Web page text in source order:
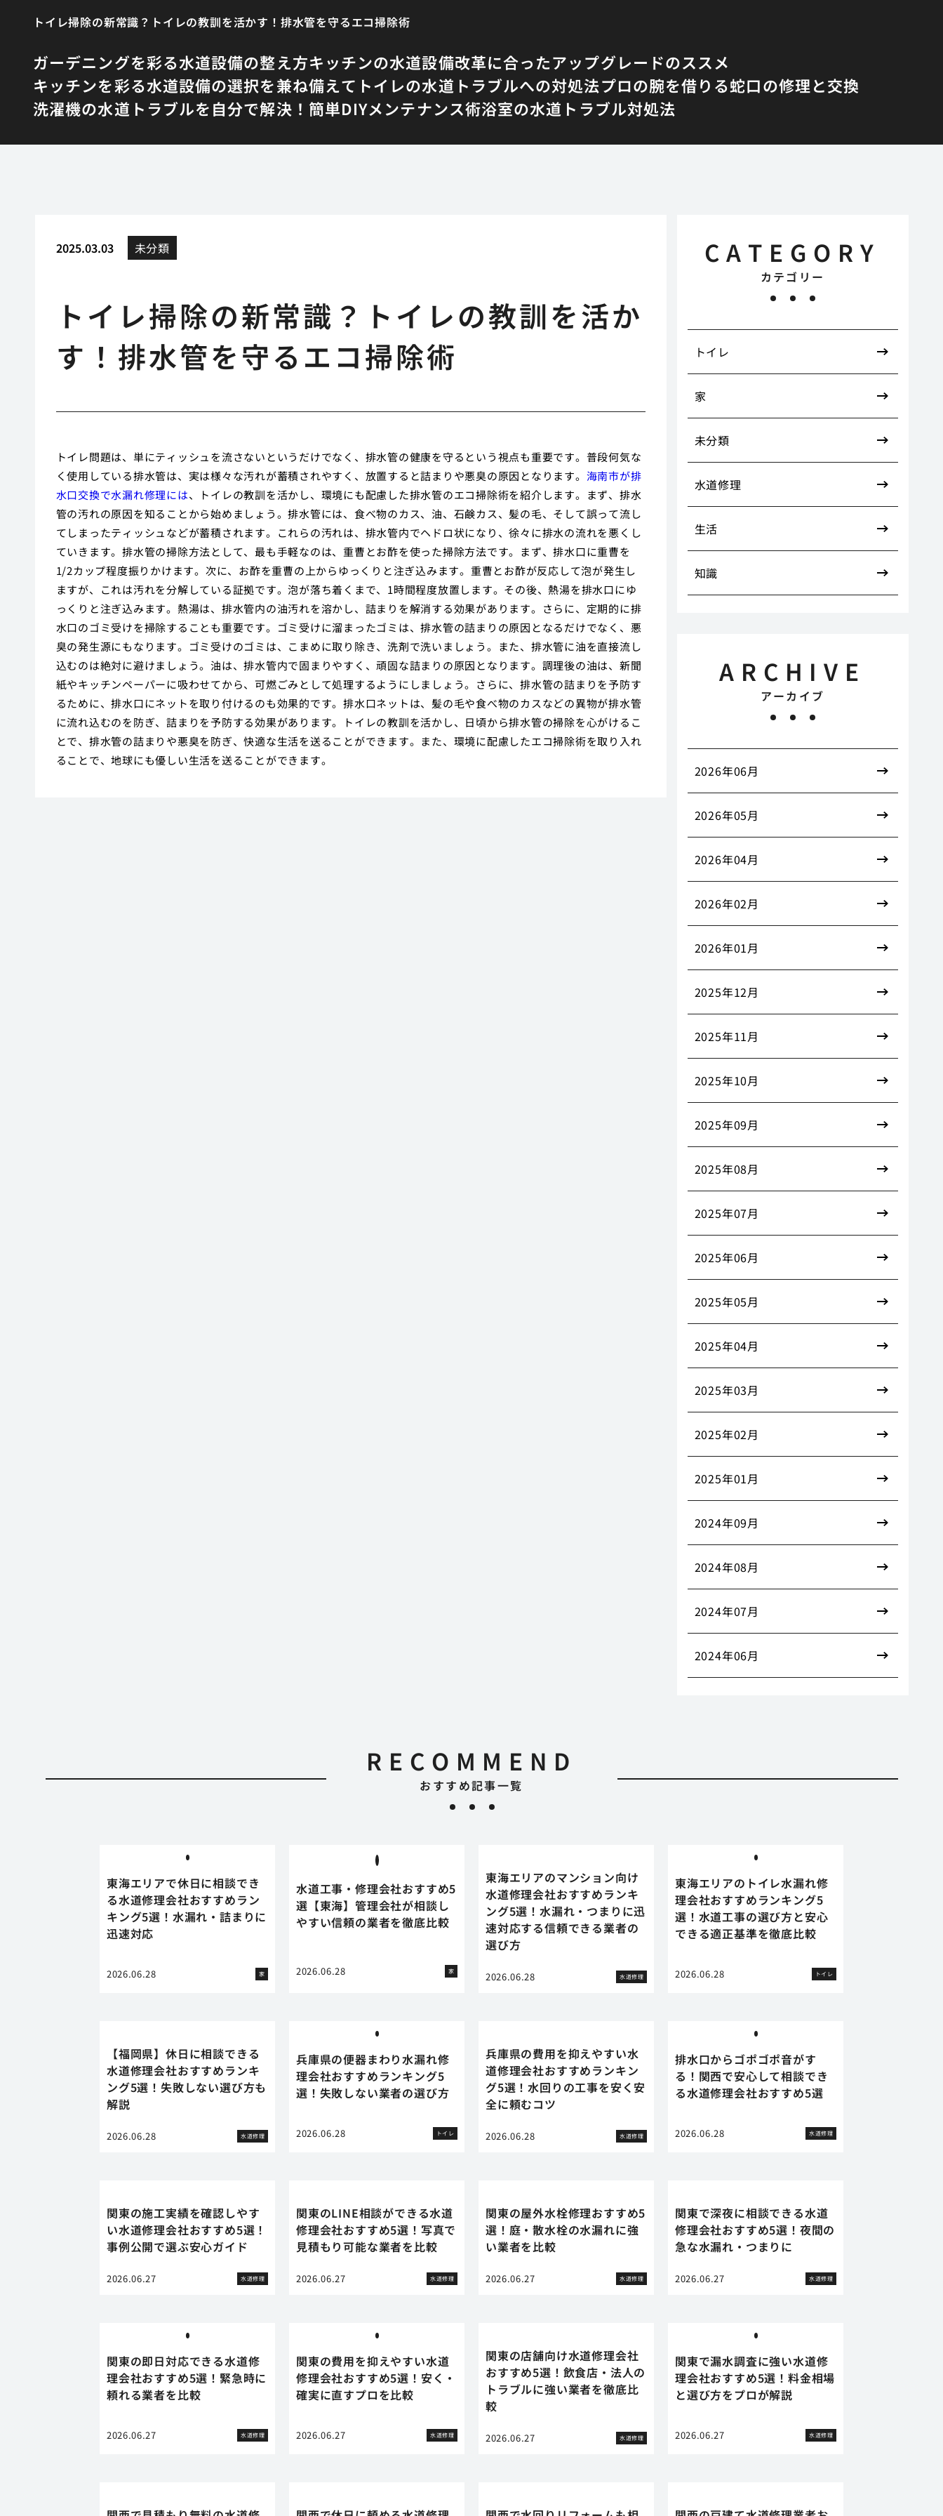
トイレ掃除の新常識？トイレの教訓を活かす！排水管を守るエコ掃除術
ガーデニングを彩る水道設備の整え方キッチンの水道設備改革に合ったアップグレードのススメ
キッチンを彩る水道設備の選択を兼ね備えて トイレの水道トラブルへの対処法プロの腕を借りる蛇口の修理と交換
洗濯機の水道トラブルを自分で解決！簡単DIYメンテナンス術浴室の水道トラブル対処法
2025.03.03 未分類
トイレ掃除の新常識？トイレの教訓を活か
す！排水管を守るエコ掃除術
トイレ問題は、単にティッシュを流さないというだけでなく、排水管の健康を守るという視点も重要です。普段何気な
く使用している排水管は、実は様々な汚れが蓄積されやすく、放置すると詰まりや悪臭の原因となります。 海南市が排
水口交換で水漏れ修理には、トイレの教訓を活かし、環境にも配慮した排水管のエコ掃除術を紹介します。まず、排水
管の汚れの原因を知ることから始めましょう。排水管には、食べ物のカス、油、石鹸カス、髪の毛、そして誤って流し
てしまったティッシュなどが蓄積されます。これらの汚れは、排水管内でヘドロ状になり、徐々に排水の流れを悪くし
ていきます。排水管の掃除方法として、最も手軽なのは、重曹とお酢を使った掃除方法です。まず、排水口に重曹を
1/2カップ程度振りかけます。次に、お酢を重曹の上からゆっくりと注ぎ込みます。重曹とお酢が反応して泡が発生し
ますが、これは汚れを分解している証拠です。泡が落ち着くまで、1時間程度放置します。その後、熱湯を排水口にゆ
っくりと注ぎ込みます。熱湯は、排水管内の油汚れを溶かし、詰まりを解消する効果があります。さらに、定期的に排
水口のゴミ受けを掃除することも重要です。ゴミ受けに溜まったゴミは、排水管の詰まりの原因となるだけでなく、悪
臭の発生源にもなります。ゴミ受けのゴミは、こまめに取り除き、洗剤で洗いましょう。また、排水管に油を直接流し
込むのは絶対に避けましょう。油は、排水管内で固まりやすく、頑固な詰まりの原因となります。調理後の油は、新聞
紙やキッチンペーパーに吸わせてから、可燃ごみとして処理するようにしましょう。さらに、排水管の詰まりを予防す
るために、排水口にネットを取り付けるのも効果的です。排水口ネットは、髪の毛や食べ物のカスなどの異物が排水管
に流れ込むのを防ぎ、詰まりを予防する効果があります。トイレの教訓を活かし、日頃から排水管の掃除を心がけるこ
とで、排水管の詰まりや悪臭を防ぎ、快適な生活を送ることができます。また、環境に配慮したエコ掃除術を取り入れ
ることで、地球にも優しい生活を送ることができます。
RECOMMEND
おすすめ記事一覧
東海エリアで休日に相談でき
る水道修理会社おすすめラン
キング5選！水漏れ・詰まりに
迅速対応
2026.06.28 家
水道工事・修理会社おすすめ5
選【東海】管理会社が相談し
やすい信頼の業者を徹底比較
2026.06.28 家
東海エリアのマンション向け
水道修理会社おすすめランキ
ング5選！水漏れ・つまりに迅
速対応する信頼できる業者の
選び方
2026.06.28 水道修理
東海エリアのトイレ水漏れ修
理会社おすすめランキング5
選！水道工事の選び方と安心
できる適正基準を徹底比較
2026.06.28 トイレ
【福岡県】休日に相談できる
水道修理会社おすすめランキ
ング5選！失敗しない選び方も
解説
2026.06.28 水道修理
兵庫県の便器まわり水漏れ修
理会社おすすめランキング5
選！失敗しない業者の選び方
2026.06.28 トイレ
兵庫県の費用を抑えやすい水
道修理会社おすすめランキン
グ5選！水回りの工事を安く安
全に頼むコツ
2026.06.28 水道修理
排水口からゴポゴポ音がす
る！関西で安心して相談でき
る水道修理会社おすすめ5選
2026.06.28 水道修理
関東の施工実績を確認しやす
い水道修理会社おすすめ5選！
事例公開で選ぶ安心ガイド
2026.06.27 水道修理
関東のLINE相談ができる水道
修理会社おすすめ5選！写真で
見積もり可能な業者を比較
2026.06.27 水道修理
関東の屋外水栓修理おすすめ5
選！庭・散水栓の水漏れに強
い業者を比較
2026.06.27 水道修理
関東で深夜に相談できる水道
修理会社おすすめ5選！夜間の
急な水漏れ・つまりに
2026.06.27 水道修理
関東の即日対応できる水道修
理会社おすすめ5選！緊急時に
頼れる業者を比較
2026.06.27 水道修理
関東の費用を抑えやすい水道
修理会社おすすめ5選！安く・
確実に直すプロを比較
2026.06.27 水道修理
関東の店舗向け水道修理会社
おすすめ5選！飲食店・法人の
トラブルに強い業者を徹底比
較
2026.06.27 水道修理
関東で漏水調査に強い水道修
理会社おすすめ5選！料金相場
と選び方をプロが解説
2026.06.27 水道修理
CATEGORY
カテゴリー
トイレ
家
未分類
水道修理
生活
知識
ARCHIVE
アーカイブ
2026年06月
2026年05月
2026年04月
2026年02月
2026年01月
2025年12月
2025年11月
2025年10月
2025年09月
2025年08月
2025年07月
2025年06月
2025年05月
2025年04月
2025年03月
2025年02月
2025年01月
2024年09月
2024年08月
2024年07月
2024年06月